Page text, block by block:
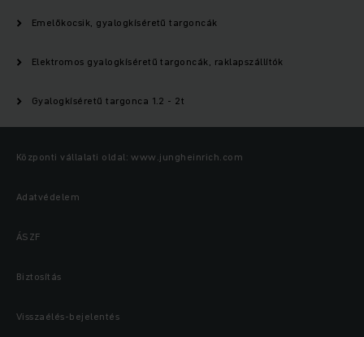
Emelőkocsik, gyalogkíséretű targoncák
Elektromos gyalogkíséretű targoncák, raklapszállítók
Gyalogkíséretű targonca 1.2 - 2t
Központi vállalati oldal: www.jungheinrich.com
Adatvédelem
ÁSZF
Biztosítás
Visszaélés-bejelentés